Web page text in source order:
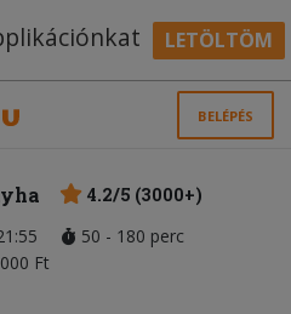
LETÖLTÖM
BELÉPÉS
4.2/5 (3000+)
50 - 180 perc
Ft